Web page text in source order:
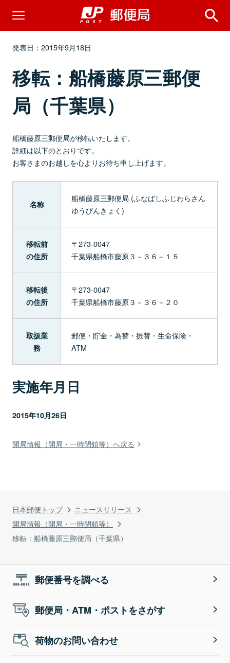
日本郵便トップ
ニュースリリース
開局情報（開局・一時閉鎖等）
移転：船橋藤原三郵便局（千葉県）
発表日：2015年9月18日
移転：船橋藤原三郵便
局（千葉県）
船橋藤原三郵便局が移転いたします。
詳細は以下のとおりです。
お客さまのお越しを心よりお待ち申し上げます。
名称
船橋藤原三郵便局 (ふなばしふじわらさん
ゆうびんきょく)
移転前
の住所
〒273-0047
千葉県船橋市藤原３－３６－１５
移転後
の住所
〒273-0047
千葉県船橋市藤原３－３６－２０
取扱業
務
郵便・貯金・為替・振替・生命保険・
ATM
実施年月日
2015年10月26日
開局情報（開局・一時閉鎖等）へ戻る
郵便番号を調べる
郵便局・ATM・ポストをさがす
荷物のお問い合わせ